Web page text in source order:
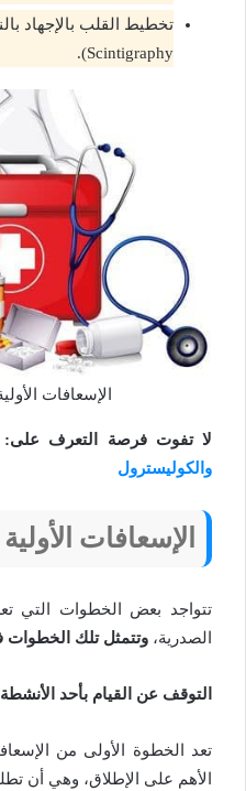
Scintigraphy).
الإسعافات
لا تفوت فرصة التعرف على:
والكوليسترول
الإسعافات
تتواجد بعض الخطوات التي
الصدرية، وتتمثل تلك الخطوات
التوقف عن القيام بأحد الأنشطة
تعد الخطوة الأولى من
الأهم على الإطلاق، وهي أن